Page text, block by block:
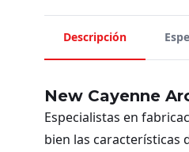
Descripción
New Cayenne
Especialistas en
bien las características